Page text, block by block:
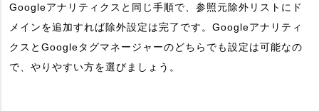
Googleアナリティクスと同じ手順で、参照元除外リストにド
メインを追加すれば除外設定は完了です。Googleアナリティ
クスとGoogleタグマネージャーのどちらでも設定は可能なの
で、やりやすい方を選びましょう。